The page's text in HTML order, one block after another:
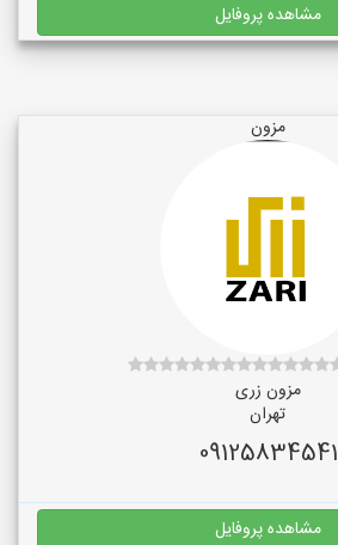
مشاهده پروفایل
مزون
مزون زری
تهران
09125834541
مشاهده پروفایل